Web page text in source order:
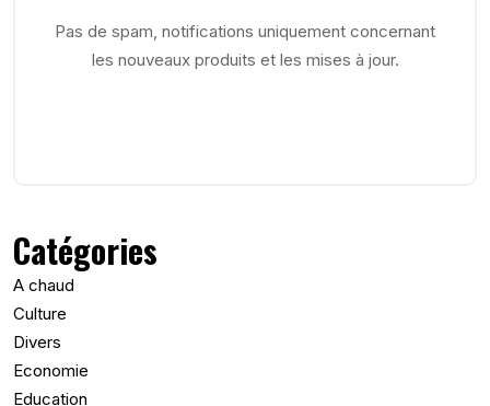
Pas de spam, notifications uniquement concernant
les nouveaux produits et les mises à jour.
Catégories
A chaud
Culture
Divers
Economie
Education